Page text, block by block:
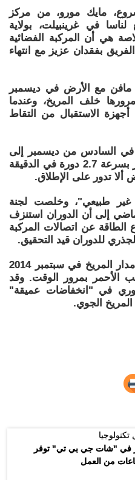
مايك مورو، من مركز
لناسا في غرينبيلت، بولاية
هي أن المركبة الفضائية
بفقدان عزيز مع انتهاء
مافن مع الأرض في ديسمبر
خلف المريخ، وعندما
الاستقبال من التقاط
في السادس من ديسمبر إلى
أن المركبة الفضائية كانت تدور بسرعة 2.7 دورة في الدقيقة
ألا تدور على الإطلاق.
طبيعي"، وخلصت لجنة
إلى أن الدوران استنزف
الطاقة عن اتصالات المركبة
للدوران قيد التحقيق.
وكانت مركبة مافن قد دخلت مدار المريخ في سبتمبر 2014
الأحمر بمرور الوقت. وقد
في "انخفاضات عميقة"
الجوي.
تكنولوجيا
في "شات جي بي تي" توفر
من العمل